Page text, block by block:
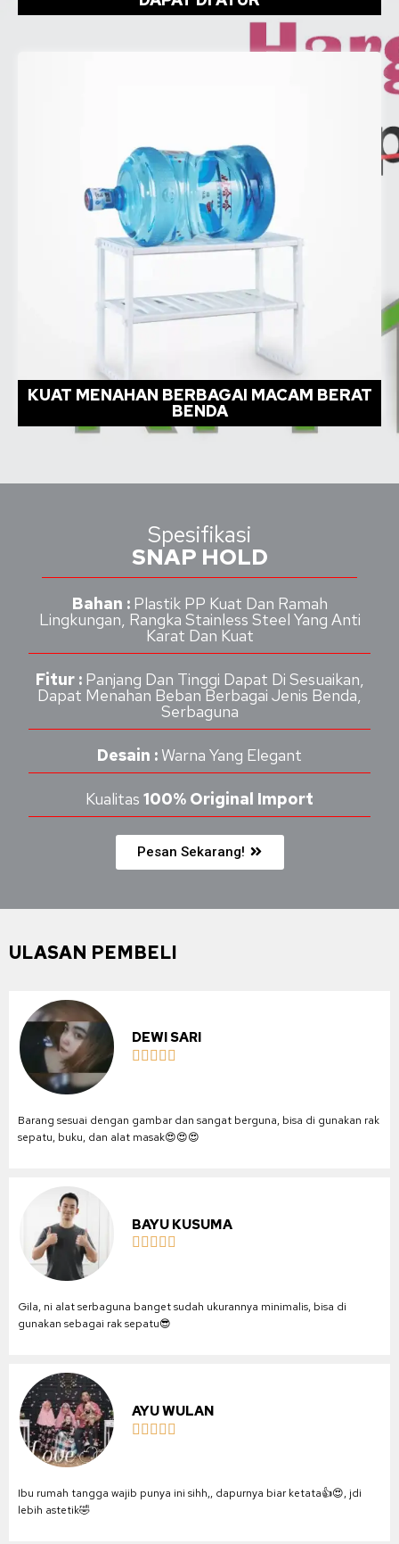
KUAT MENAHAN BERBAGAI MACAM BERAT
BENDA
Spesifikasi
SNAP HOLD
Bahan : Plastik PP Kuat Dan Ramah
Lingkungan, Rangka Stainless Steel Yang Anti
Karat Dan Kuat
Fitur : Panjang Dan Tinggi Dapat Di Sesuaikan,
Dapat Menahan Beban Berbagai Jenis Benda,
Serbaguna
Desain : Warna Yang Elegant
Kualitas 100% Original Import
Pesan Sekarang!
ULASAN PEMBELI
DEWI SARI
    
Barang sesuai dengan gambar dan sangat berguna, bisa di gunakan rak
sepatu, buku, dan alat masak😍😍😍
BAYU KUSUMA
    
Gila, ni alat serbaguna banget sudah ukurannya minimalis, bisa di
gunakan sebagai rak sepatu😎
AYU WULAN
    
Ibu rumah tangga wajib punya ini sihh,, dapurnya biar ketata👍😍, jdi
lebih astetik🤣